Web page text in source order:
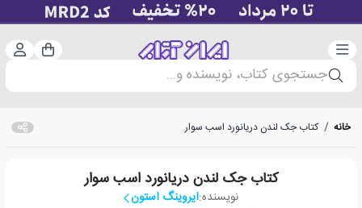
دسته‌بندی سبد
جستجوی کتاب، نویسنده و...
خانه / کتاب جک لندن دریانورد اسب سوار
کتاب جک لندن دریانورد اسب سوار
نویسنده:ایروینگ استون